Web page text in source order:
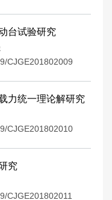
台试验研究
CJGE201802009
力统一理论解研究
CJGE201802010
究
CJGE201802011